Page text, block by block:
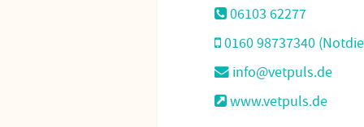
06103 62277
0160 98737340
info@vetpuls.de
www.vetpuls.de